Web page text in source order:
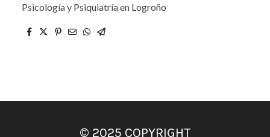
Psicología y Psiquiatría en Logroño
© 2025 COPYRIGHT